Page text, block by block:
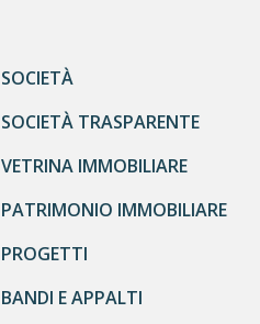
SOCIETÀ
SOCIETÀ TRASPARENTE
VETRINA IMMOBILIARE
PATRIMONIO IMMOBILIARE
PROGETTI
BANDI E APPALTI